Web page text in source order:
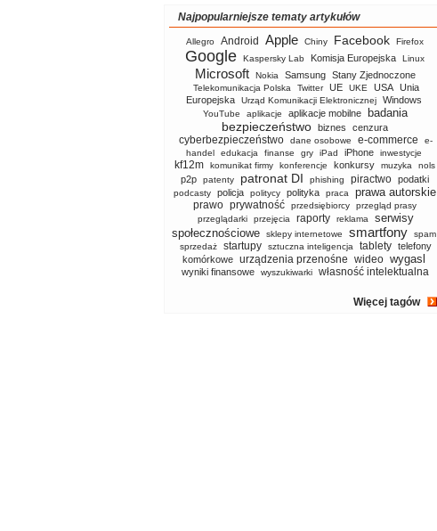
Najpopularniejsze tematy artykułów
Allegro Android Apple Chiny Facebook Firefox
Google Kaspersky Lab Komisja Europejska Linux
Microsoft Nokia Samsung Stany Zjednoczone
Telekomunikacja Polska Twitter UE UKE USA
Unia
Europejska
Urząd Komunikacji Elektronicznej Windows
YouTube aplikacje aplikacje mobilne badania
bezpieczeństwo biznes cenzura
cyberbezpieczeństwo dane osobowe e-commerce
e-
handel
edukacja finanse gry iPad iPhone inwestycje
kf12m komunikat firmy konferencje konkursy muzyka nols
p2p patenty patronat DI phishing piractwo podatki
podcasty policja politycy polityka praca prawa autorskie
prawo prywatność przedsiębiorcy
przegląd prasy
przeglądarki
przejęcia raporty reklama
serwisy
społecznościowe
sklepy internetowe smartfony
spam
sprzedaż
startupy sztuczna inteligencja tablety telefony
komórkowe urządzenia przenośne wideo wygasl
wyniki finansowe wyszukiwarki własność intelektualna
Więcej tagów